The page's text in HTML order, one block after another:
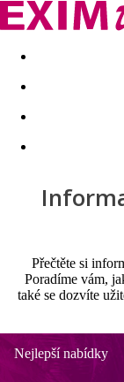
Akční nabídky
Přečtěte si
Poradíme vám,
také se dozvíte
Nejlepší nabídky